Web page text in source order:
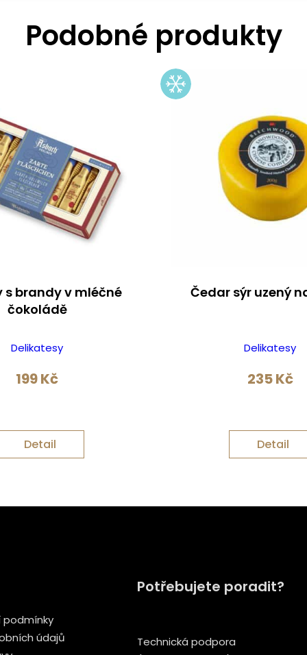
Podobné produkty
s brandy v mléčné
čokoládě
Delikatesy
199Kč
Detail
Čedar sýr uzený
Delikatesy
235Kč
Detail
údajů
Potřebujete poradit?
Technická podpora